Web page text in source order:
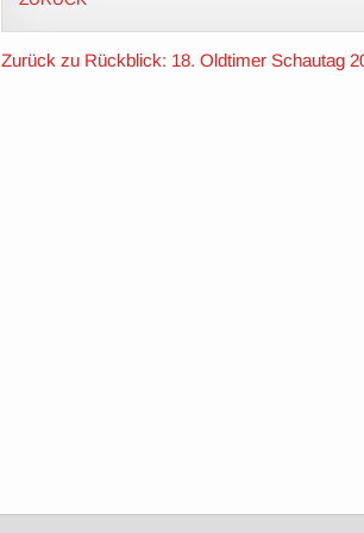
Zurück zu Rückblick: 18. Oldtimer Schautag